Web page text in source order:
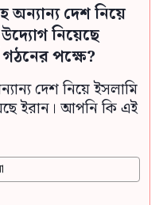
অন্যান্য দেশ নিয়ে
নিয়েছে
পক্ষে?
দেশ নিয়ে ইসলামি
ইরান। আপনি কি এই